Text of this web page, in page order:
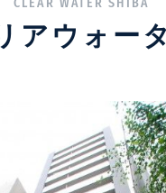
CLEAR WATER SHIBA
アウォー